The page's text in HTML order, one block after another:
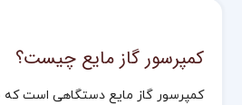
کمپرسور گاز مایع چیست؟
کمپرسور گاز مایع دستگاهی است که